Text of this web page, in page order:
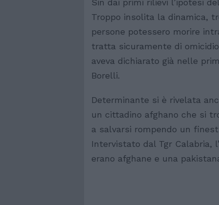
Sin dai primi rilievi l’ipotesi
Troppo insolita la dinamica,
persone potessero morire
tratta sicuramente di
aveva dichiarato già nelle
Borelli.
Determinante si è rivelata
un cittadino afghano che si
a salvarsi rompendo un
Intervistato dal Tgr Calabria,
erano afghane e una